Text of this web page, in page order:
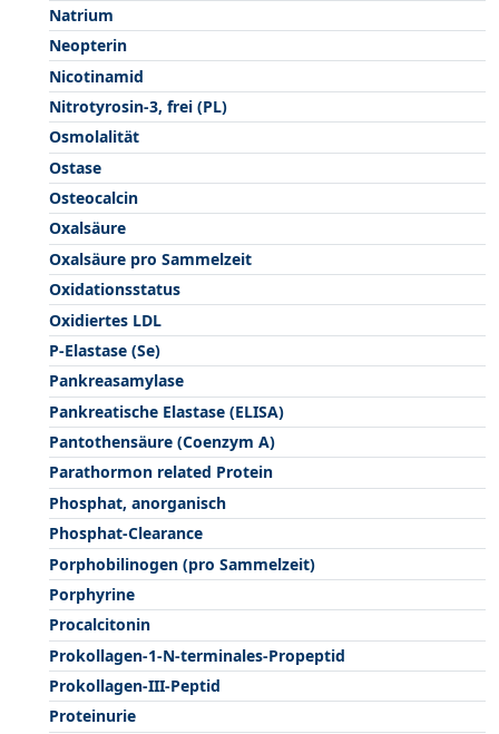
Natrium
Neopterin
Nicotinamid
Nitrotyrosin-3, frei (PL)
Osmolalität
Ostase
Osteocalcin
Oxalsäure
Oxalsäure pro Sammelzeit
Oxidationsstatus
Oxidiertes LDL
P-Elastase (Se)
Pankreasamylase
Pankreatische Elastase (ELISA)
Pantothensäure (Coenzym A)
Parathormon related Protein
Phosphat, anorganisch
Phosphat-Clearance
Porphobilinogen (pro Sammelzeit)
Porphyrine
Procalcitonin
Prokollagen-1-N-terminales-Propeptid
Prokollagen-III-Peptid
Proteinurie